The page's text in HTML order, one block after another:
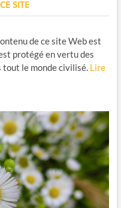
SITE
de ce site Web est
protégé en vertu des
tout le monde civilisé. Lire